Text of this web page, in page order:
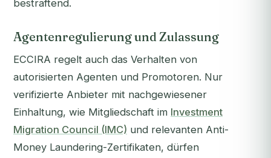
bestraftend.
Agentenregulierung und Zulassung
ECCIRA regelt auch das Verhalten von
autorisierten Agenten und Promotoren. Nur
verifizierte Anbieter mit nachgewiesener
Einhaltung, wie Mitgliedschaft im Investment
Migration Council (IMC) und relevanten Anti-
Money Laundering-Zertifikaten, dürfen